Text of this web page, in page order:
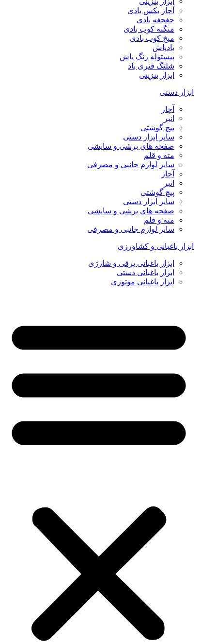
آچار بکس بادی
جغجغه بادی
منگنه کوب بادی
میخ کوب بادی
بادپاش
پیستوله رنگ پاش
شلنگ فنری باد
ابزار بنزینی
ابزار دستی
آچار
انبر
پیچ گوشتی
سایر ابزار دستی
صفحه های برشی و سایشی
مته و قلم
سایر لوازم جانبی و مصرفی
آچار
انبر
پیچ گوشتی
سایر ابزار دستی
صفحه های برشی و سایشی
مته و قلم
سایر لوازم جانبی و مصرفی
ابزار باغبانی و کشاورزی
ابزار باغبانی برقی و شارژی
ابزار باغبانی دستی
ابزار باغبانی موتوری